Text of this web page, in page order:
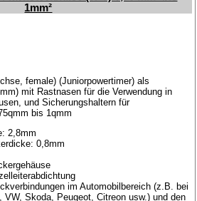
1mm²
female) (Juniorpowertimer) als
mit Rastnasen für die Verwendung in
und Sicherungshaltern für
bis 1qmm
2,8mm
0,8mm
im Automobilbereich (z.B. bei
VW, Skoda, Peugeot, Citreon usw.) und den